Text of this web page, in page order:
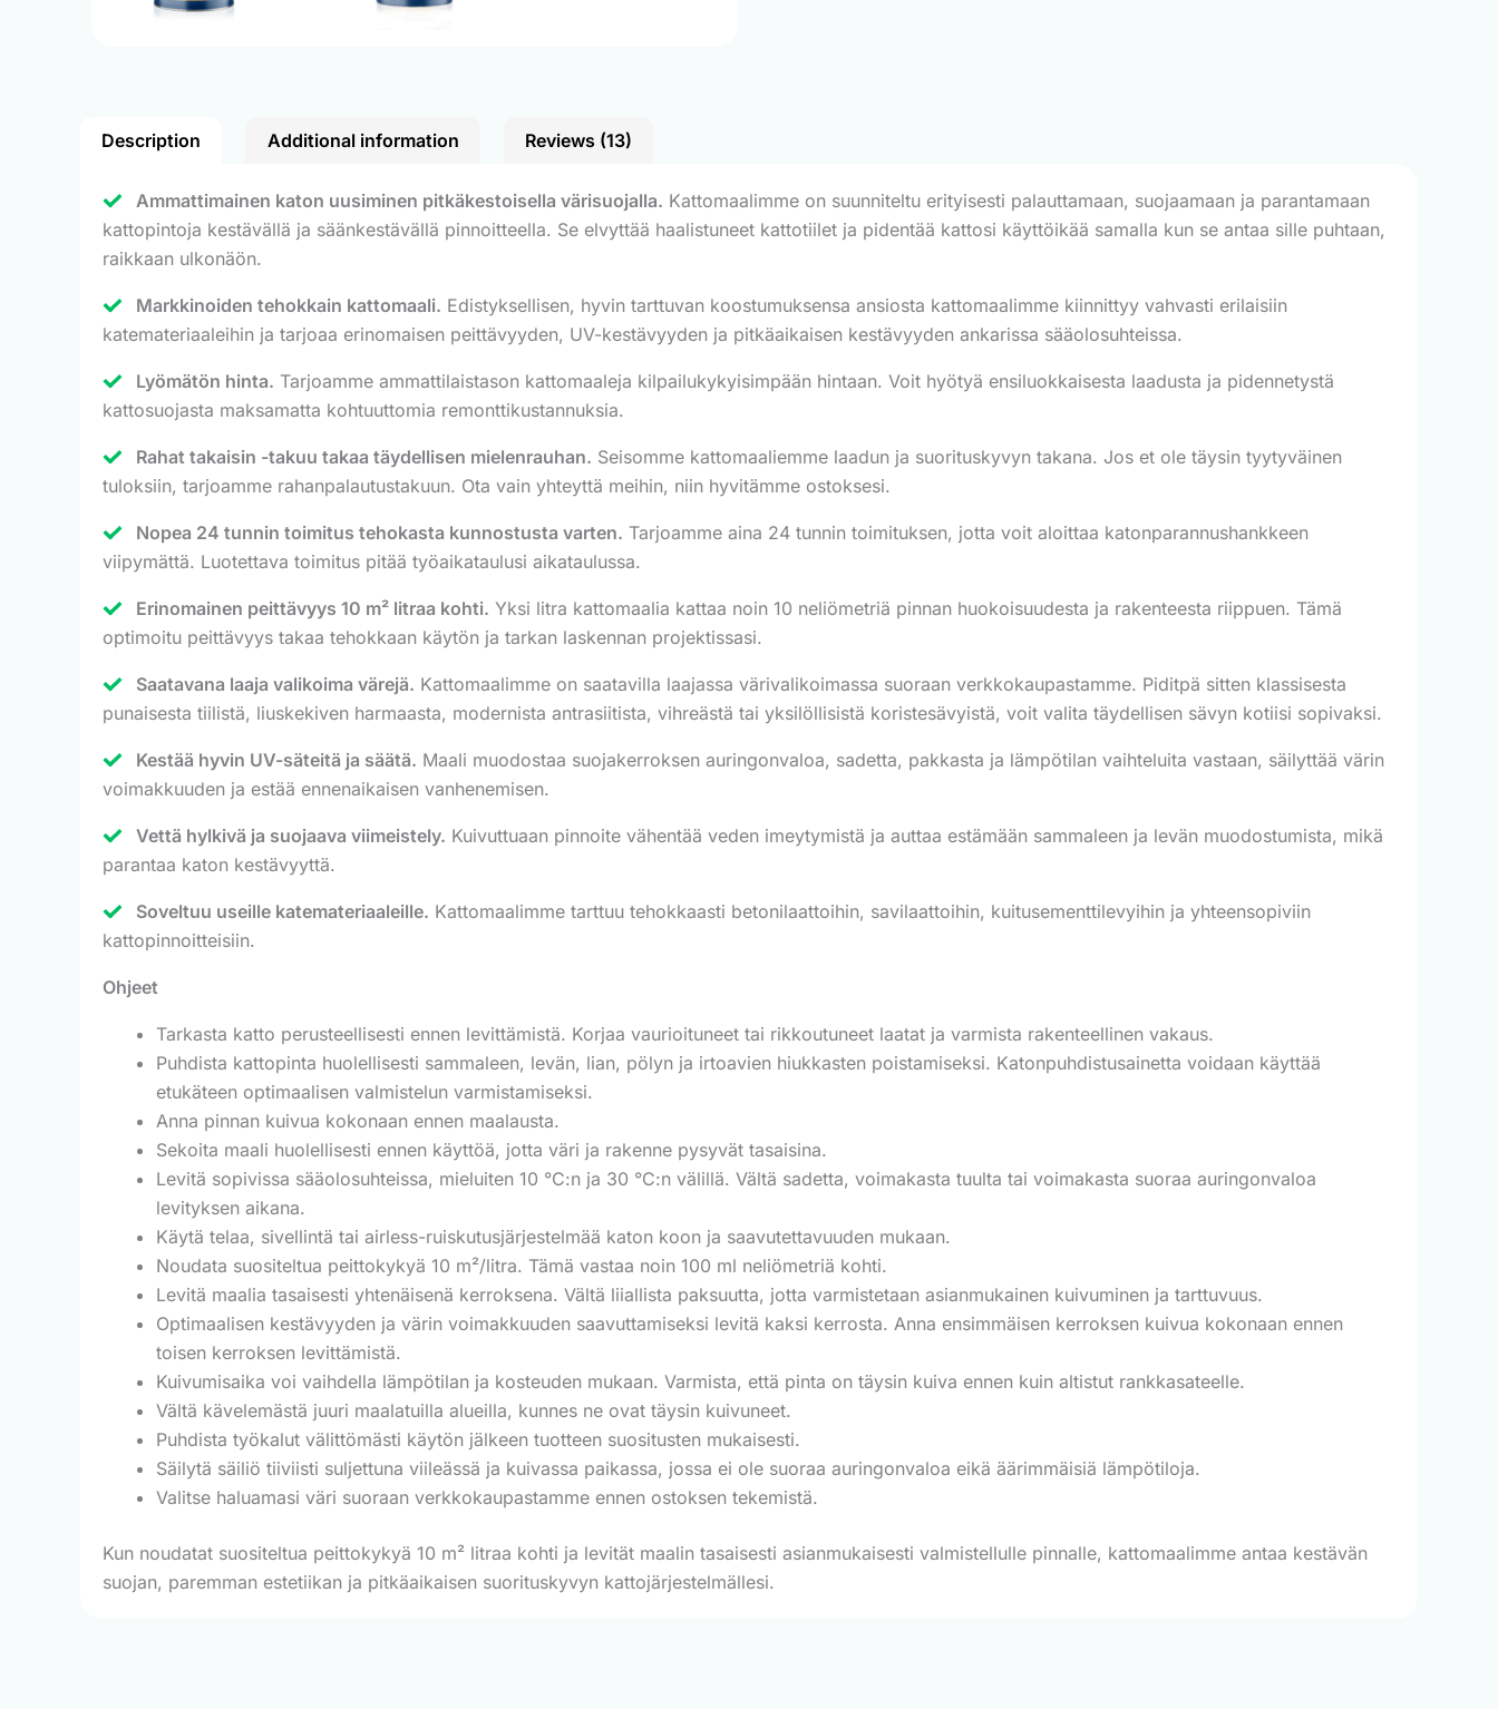
Description Additional information Reviews (13)
Ammattimainen katon uusiminen pitkäkestoisella värisuojalla. Kattomaalimme on suunniteltu erityisesti palauttamaan, suojaamaan ja parantamaan
kattopintoja kestävällä ja säänkestävällä pinnoitteella. Se elvyttää haalistuneet kattotiilet ja pidentää kattosi käyttöikää samalla kun se antaa sille puhtaan,
raikkaan ulkonäön.
Markkinoiden tehokkain kattomaali. Edistyksellisen, hyvin tarttuvan koostumuksensa ansiosta kattomaalimme kiinnittyy vahvasti erilaisiin
katemateriaaleihin ja tarjoaa erinomaisen peittävyyden, UV-kestävyyden ja pitkäaikaisen kestävyyden ankarissa sääolosuhteissa.
Lyömätön hinta. Tarjoamme ammattilaistason kattomaaleja kilpailukykyisimpään hintaan. Voit hyötyä ensiluokkaisesta laadusta ja pidennetystä
kattosuojasta maksamatta kohtuuttomia remonttikustannuksia.
Rahat takaisin -takuu takaa täydellisen mielenrauhan. Seisomme kattomaaliemme laadun ja suorituskyvyn takana. Jos et ole täysin tyytyväinen
tuloksiin, tarjoamme rahanpalautustakuun. Ota vain yhteyttä meihin, niin hyvitämme ostoksesi.
Nopea 24 tunnin toimitus tehokasta kunnostusta varten. Tarjoamme aina 24 tunnin toimituksen, jotta voit aloittaa katonparannushankkeen
viipymättä. Luotettava toimitus pitää työaikataulusi aikataulussa.
Erinomainen peittävyys 10 m² litraa kohti. Yksi litra kattomaalia kattaa noin 10 neliömetriä pinnan huokoisuudesta ja rakenteesta riippuen. Tämä
optimoitu peittävyys takaa tehokkaan käytön ja tarkan laskennan projektissasi.
Saatavana laaja valikoima värejä. Kattomaalimme on saatavilla laajassa värivalikoimassa suoraan verkkokaupastamme. Piditpä sitten klassisesta
punaisesta tiilistä, liuskekiven harmaasta, modernista antrasiitista, vihreästä tai yksilöllisistä koristesävyistä, voit valita täydellisen sävyn kotiisi sopivaksi.
Kestää hyvin UV-säteitä ja säätä. Maali muodostaa suojakerroksen auringonvaloa, sadetta, pakkasta ja lämpötilan vaihteluita vastaan, säilyttää värin
voimakkuuden ja estää ennenaikaisen vanhenemisen.
Vettä hylkivä ja suojaava viimeistely. Kuivuttuaan pinnoite vähentää veden imeytymistä ja auttaa estämään sammaleen ja levän muodostumista, mikä
parantaa katon kestävyyttä.
Soveltuu useille katemateriaaleille. Kattomaalimme tarttuu tehokkaasti betonilaattoihin, savilaattoihin, kuitusementtilevyihin ja yhteensopiviin
kattopinnoitteisiin.
Ohjeet
Tarkasta katto perusteellisesti ennen levittämistä. Korjaa vaurioituneet tai rikkoutuneet laatat ja varmista rakenteellinen vakaus.
Puhdista kattopinta huolellisesti sammaleen, levän, lian, pölyn ja irtoavien hiukkasten poistamiseksi. Katonpuhdistusainetta voidaan käyttää
etukäteen optimaalisen valmistelun varmistamiseksi.
Anna pinnan kuivua kokonaan ennen maalausta.
Sekoita maali huolellisesti ennen käyttöä, jotta väri ja rakenne pysyvät tasaisina.
Levitä sopivissa sääolosuhteissa, mieluiten 10 °C:n ja 30 °C:n välillä. Vältä sadetta, voimakasta tuulta tai voimakasta suoraa auringonvaloa
levityksen aikana.
Käytä telaa, sivellintä tai airless-ruiskutusjärjestelmää katon koon ja saavutettavuuden mukaan.
Noudata suositeltua peittokykyä 10 m²/litra. Tämä vastaa noin 100 ml neliömetriä kohti.
Levitä maalia tasaisesti yhtenäisenä kerroksena. Vältä liiallista paksuutta, jotta varmistetaan asianmukainen kuivuminen ja tarttuvuus.
Optimaalisen kestävyyden ja värin voimakkuuden saavuttamiseksi levitä kaksi kerrosta. Anna ensimmäisen kerroksen kuivua kokonaan ennen
toisen kerroksen levittämistä.
Kuivumisaika voi vaihdella lämpötilan ja kosteuden mukaan. Varmista, että pinta on täysin kuiva ennen kuin altistut rankkasateelle.
Vältä kävelemästä juuri maalatuilla alueilla, kunnes ne ovat täysin kuivuneet.
Puhdista työkalut välittömästi käytön jälkeen tuotteen suositusten mukaisesti.
Säilytä säiliö tiiviisti suljettuna viileässä ja kuivassa paikassa, jossa ei ole suoraa auringonvaloa eikä äärimmäisiä lämpötiloja.
Valitse haluamasi väri suoraan verkkokaupastamme ennen ostoksen tekemistä.
Kun noudatat suositeltua peittokykyä 10 m² litraa kohti ja levität maalin tasaisesti asianmukaisesti valmistellulle pinnalle, kattomaalimme antaa kestävän
suojan, paremman estetiikan ja pitkäaikaisen suorituskyvyn kattojärjestelmällesi.